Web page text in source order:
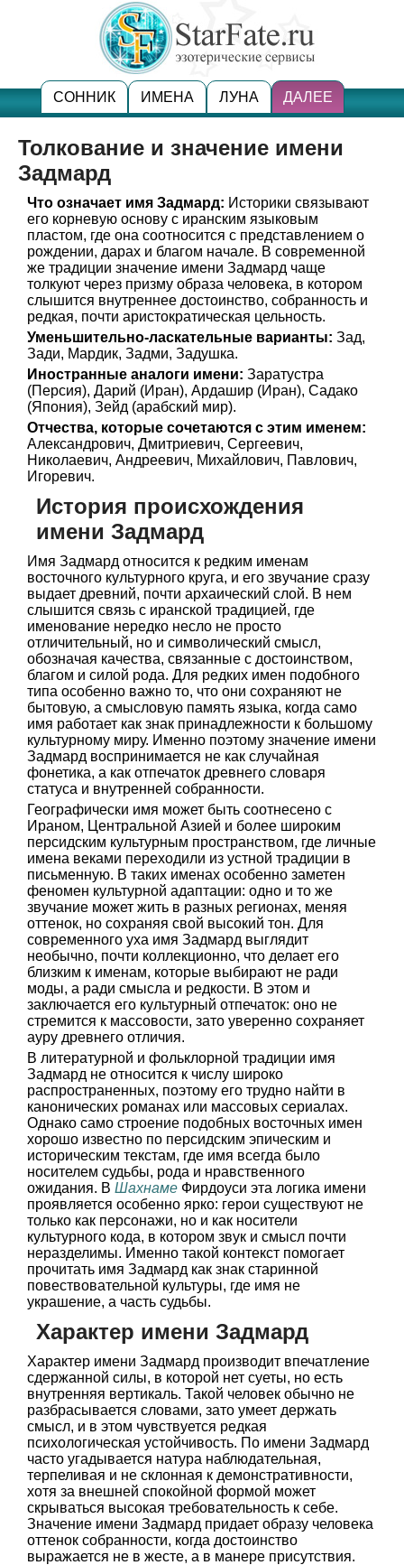
СОННИК ИМЕНА ЛУНА ДАЛЕЕ
Толкование и значение имени
Задмард
Что означает имя Задмард: Историки связывают
его корневую основу с иранским языковым
пластом, где она соотносится с представлением о
рождении, дарах и благом начале. В современной
же традиции значение имени Задмард чаще
толкуют через призму образа человека, в котором
слышится внутреннее достоинство, собранность и
редкая, почти аристократическая цельность.
Уменьшительно-ласкательные варианты: Зад,
Зади, Мардик, Задми, Задушка.
Иностранные аналоги имени: Заратустра
(Персия), Дарий (Иран), Ардашир (Иран), Садако
(Япония), Зейд (арабский мир).
Отчества, которые сочетаются с этим именем:
Александрович, Дмитриевич, Сергеевич,
Николаевич, Андреевич, Михайлович, Павлович,
Игоревич.
История происхождения
имени Задмард
Имя Задмард относится к редким именам
восточного культурного круга, и его звучание сразу
выдает древний, почти архаический слой. В нем
слышится связь с иранской традицией, где
именование нередко несло не просто
отличительный, но и символический смысл,
обозначая качества, связанные с достоинством,
благом и силой рода. Для редких имен подобного
типа особенно важно то, что они сохраняют не
бытовую, а смысловую память языка, когда само
имя работает как знак принадлежности к большому
культурному миру. Именно поэтому значение имени
Задмард воспринимается не как случайная
фонетика, а как отпечаток древнего словаря
статуса и внутренней собранности.
Географически имя может быть соотнесено с
Ираном, Центральной Азией и более широким
персидским культурным пространством, где личные
имена веками переходили из устной традиции в
письменную. В таких именах особенно заметен
феномен культурной адаптации: одно и то же
звучание может жить в разных регионах, меняя
оттенок, но сохраняя свой высокий тон. Для
современного уха имя Задмард выглядит
необычно, почти коллекционно, что делает его
близким к именам, которые выбирают не ради
моды, а ради смысла и редкости. В этом и
заключается его культурный отпечаток: оно не
стремится к массовости, зато уверенно сохраняет
ауру древнего отличия.
В литературной и фольклорной традиции имя
Задмард не относится к числу широко
распространенных, поэтому его трудно найти в
канонических романах или массовых сериалах.
Однако само строение подобных восточных имен
хорошо известно по персидским эпическим и
историческим текстам, где имя всегда было
носителем судьбы, рода и нравственного
ожидания. В Шахнаме Фирдоуси эта логика имени
проявляется особенно ярко: герои существуют не
только как персонажи, но и как носители
культурного кода, в котором звук и смысл почти
неразделимы. Именно такой контекст помогает
прочитать имя Задмард как знак старинной
повествовательной культуры, где имя не
украшение, а часть судьбы.
Характер имени Задмард
Характер имени Задмард производит впечатление
сдержанной силы, в которой нет суеты, но есть
внутренняя вертикаль. Такой человек обычно не
разбрасывается словами, зато умеет держать
смысл, и в этом чувствуется редкая
психологическая устойчивость. По имени Задмард
часто угадывается натура наблюдательная,
терпеливая и не склонная к демонстративности,
хотя за внешней спокойной формой может
скрываться высокая требовательность к себе.
Значение имени Задмард придает образу человека
оттенок собранности, когда достоинство
выражается не в жесте, а в манере присутствия.